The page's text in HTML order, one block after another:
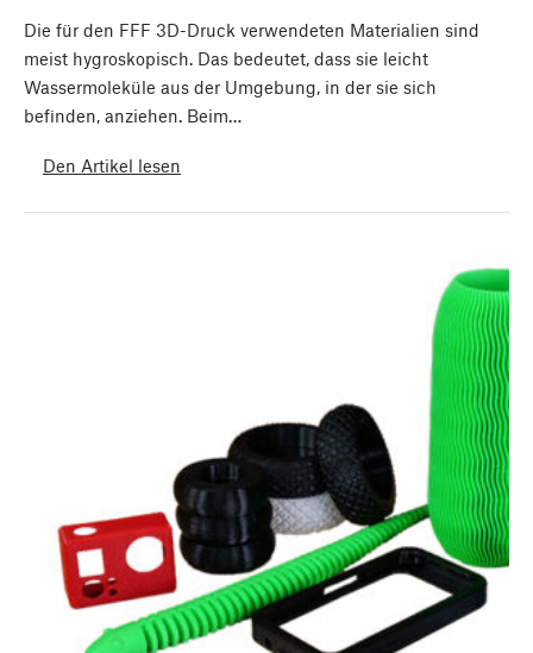
Die für den FFF 3D-Druck verwendeten Materialien sind
meist hygroskopisch. Das bedeutet, dass sie leicht
Wassermoleküle aus der Umgebung, in der sie sich
befinden, anziehen. Beim…
Den Artikel lesen